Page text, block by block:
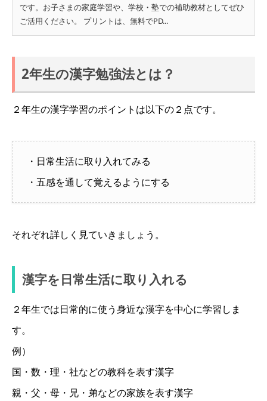
です。お子さまの家庭学習や、学校・塾での補助教材としてぜひ
ご活用ください。 プリントは、無料でPD...
2年生の漢字勉強法とは？
２年生の漢字学習のポイントは以下の２点です。
・日常生活に取り入れてみる
・五感を通して覚えるようにする
それぞれ詳しく見ていきましょう。
漢字を日常生活に取り入れる
２年生では日常的に使う身近な漢字を中心に学習しま
す。
例）
国・数・理・社などの教科を表す漢字
親・父・母・兄・弟などの家族を表す漢字